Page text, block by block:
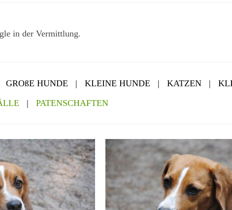
in der Vermittlung.
GROßE HUNDE | KLEINE HUNDE | KATZEN |
| PATENSCHAFTEN